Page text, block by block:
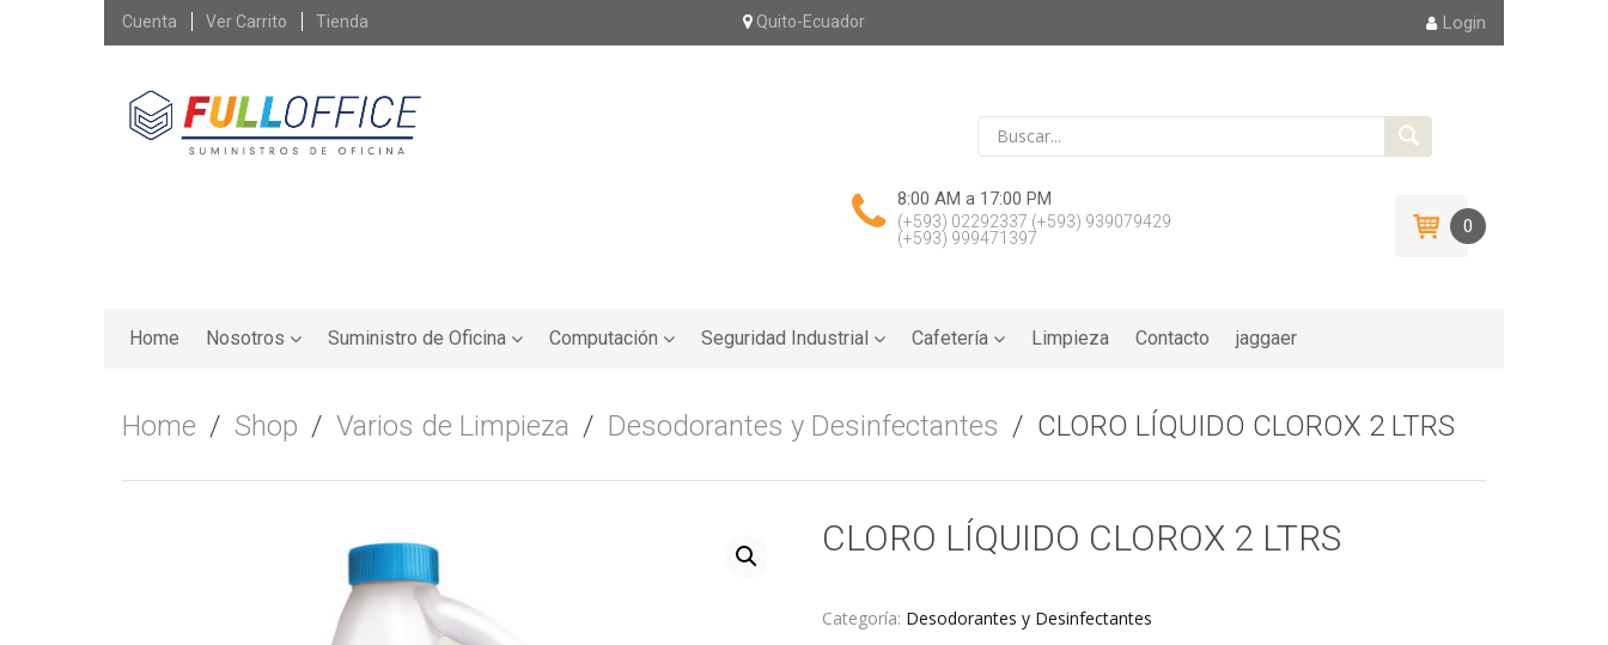
Skip
Cuenta Ver Carrito Tienda Quito-Ecuador Login
8:00 AM a 17:00 PM
(+593) 02292337 (+593) 939079429
(+593) 999471397
0
to
Home Nosotros Suministro de Oficina Computación Seguridad Industrial Cafetería Limpieza Contacto jaggaer
Home / Shop / Varios de Limpieza / Desodorantes y Desinfectantes / CLORO LÍQUIDO CLOROX 2 LTRS
CLORO LÍQUIDO CLOROX 2 LTRS
Categoría: Desodorantes y Desinfectantes